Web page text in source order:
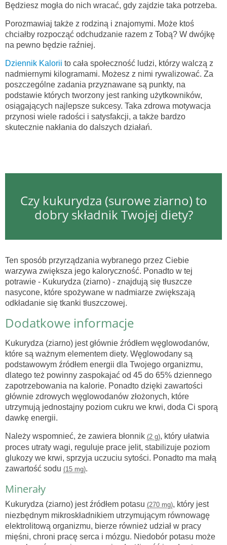
Będziesz mogła do nich wracać, gdy zajdzie taka potrzeba.
Porozmawiaj także z rodziną i znajomymi. Może ktoś
chciałby rozpocząć odchudzanie razem z Tobą? W dwójkę
na pewno będzie raźniej.
Dziennik Kalorii to cała społeczność ludzi, którzy walczą z
nadmiernymi kilogramami. Możesz z nimi rywalizować. Za
poszczególne zadania przyznawane są punkty, na
podstawie których tworzony jest ranking użytkowników,
osiągających najlepsze sukcesy. Taka zdrowa motywacja
przynosi wiele radości i satysfakcji, a także bardzo
skutecznie nakłania do dalszych działań.
Czy kukurydza (surowe ziarno) to
dobry składnik Twojej diety?
Ten sposób przyrządzania wybranego przez Ciebie
warzywa zwiększa jego kaloryczność. Ponadto w tej
potrawie - Kukurydza (ziarno) - znajdują się tłuszcze
nasycone, które spożywane w nadmiarze zwiększają
odkładanie się tkanki tłuszczowej.
Dodatkowe informacje
Kukurydza (ziarno) jest głównie źródłem węglowodanów,
które są ważnym elementem diety. Węglowodany są
podstawowym źródłem energii dla Twojego organizmu,
dlatego też powinny zaspokajać od 45 do 65% dziennego
zapotrzebowania na kalorie. Ponadto dzięki zawartości
głównie zdrowych węglowodanów złożonych, które
utrzymują jednostajny poziom cukru we krwi, doda Ci sporą
dawkę energii.
Należy wspomnieć, że zawiera błonnik (2 g), który ułatwia
proces utraty wagi, reguluje prace jelit, stabilizuje poziom
glukozy we krwi, sprzyja uczuciu sytości. Ponadto ma małą
zawartość sodu (15 mg).
Minerały
Kukurydza (ziarno) jest źródłem potasu (270 mg), który jest
niezbędnym mikroskładnikiem utrzymującym równowagę
elektrolitową organizmu, bierze również udział w pracy
mięśni, chroni pracę serca i mózgu. Niedobór potasu może